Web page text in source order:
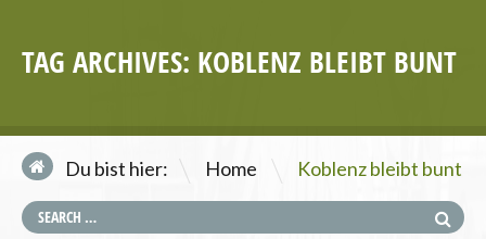
TAG ARCHIVES: KOBLENZ BLEIBT BUNT
Du bist hier: Home \ Koblenz bleibt bunt